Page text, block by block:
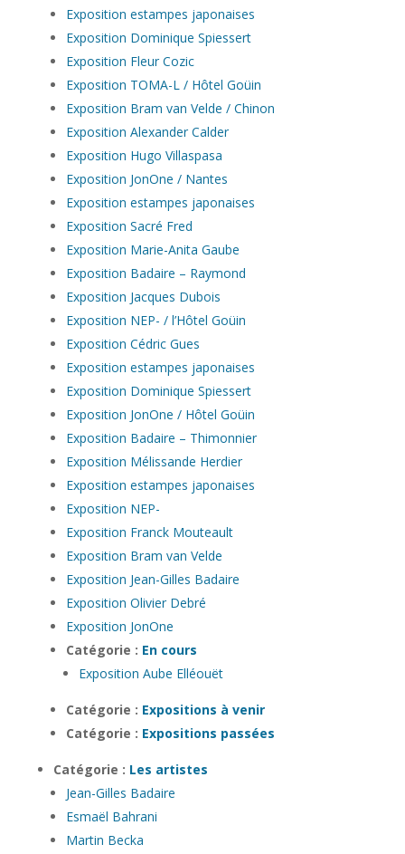
Exposition estampes japonaises
Exposition Dominique Spiessert
Exposition Fleur Cozic
Exposition TOMA-L / Hôtel Goüin
Exposition Bram van Velde / Chinon
Exposition Alexander Calder
Exposition Hugo Villaspasa
Exposition JonOne / Nantes
Exposition estampes japonaises
Exposition Sacré Fred
Exposition Marie-Anita Gaube
Exposition Badaire – Raymond
Exposition Jacques Dubois
Exposition NEP- / l’Hôtel Goüin
Exposition Cédric Gues
Exposition estampes japonaises
Exposition Dominique Spiessert
Exposition JonOne / Hôtel Goüin
Exposition Badaire – Thimonnier
Exposition Mélissande Herdier
Exposition estampes japonaises
Exposition NEP-
Exposition Franck Mouteault
Exposition Bram van Velde
Exposition Jean-Gilles Badaire
Exposition Olivier Debré
Exposition JonOne
Catégorie : En cours
Exposition Aube Elléouët
Catégorie : Expositions à venir
Catégorie : Expositions passées
Catégorie : Les artistes
Jean-Gilles Badaire
Esmaël Bahrani
Martin Becka